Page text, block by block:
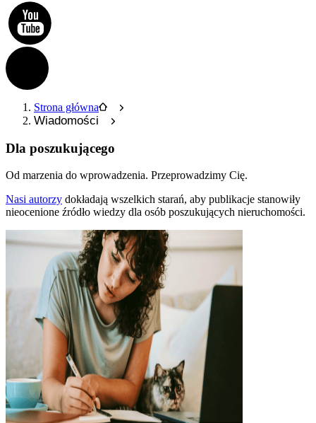
Strona główna
Wiadomości
Dla poszukującego
Od marzenia do wprowadzenia. Przeprowadzimy Cię.
Nasi autorzy dokładają wszelkich starań, aby publikacje stanowiły
nieocenione źródło wiedzy dla osób poszukujących nieruchomości.